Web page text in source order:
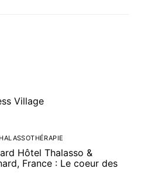
Village
Hôtel Thalasso &
France : Le coeur des